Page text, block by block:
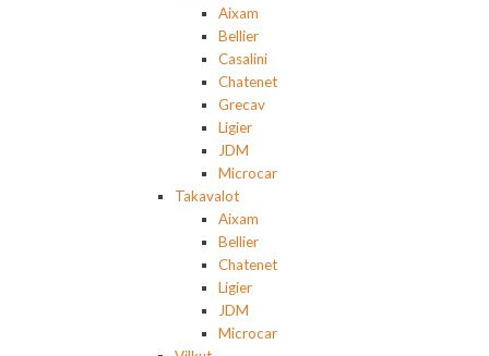
Aixam
Bellier
Casalini
Chatenet
Grecav
Ligier
JDM
Microcar
Takavalot
Aixam
Bellier
Chatenet
Ligier
JDM
Microcar